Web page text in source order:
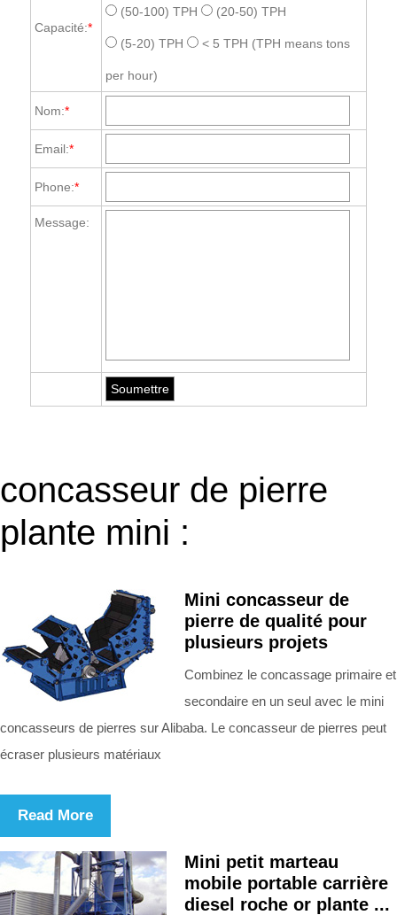
Capacité:*
(50-100) TPH (20-50) TPH
(5-20) TPH < 5 TPH (TPH means tons
per hour)
Nom:*
Email:*
Phone:*
Message:
concasseur de pierre
plante mini :
Mini concasseur de
pierre de qualité pour
plusieurs projets
Combinez le concassage primaire et
secondaire en un seul avec le mini
concasseurs de pierres sur Alibaba. Le concasseur de pierres peut
écraser plusieurs matériaux
Read More
Mini petit marteau
mobile portable carrière
diesel roche or plante ...